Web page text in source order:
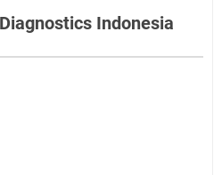
Indonesia